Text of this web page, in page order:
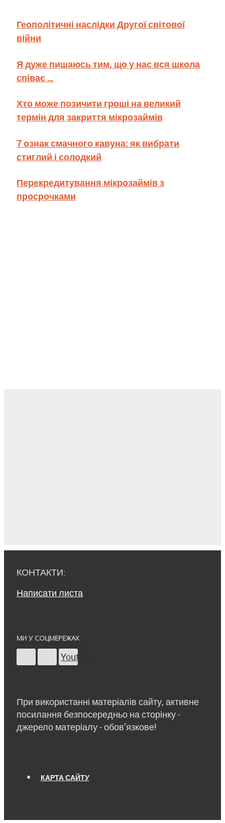
Геополітичні наслідки Другої світової
війни
Я дуже пишаюсь тим, що у нас вся школа
співає …
Хто може позичити гроші на великий
термін для закриття мікрозаймів
7 ознак смачного кавуна: як вибрати
стиглий і солодкий
Перекредитування мікрозаймів з
просрочками
КОНТАКТИ:
Написати листа
МИ У СОЦМЕРЕЖАХ
Youtube
При використанні матеріалів сайту, активне
посилання безпосередньо на сторінку -
джерело матеріалу - обов’язкове!
КАРТА САЙТУ